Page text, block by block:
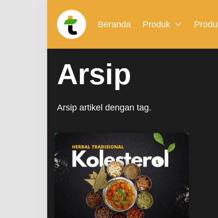
Beranda Produk
Arsip
Arsip artikel dengan tag.